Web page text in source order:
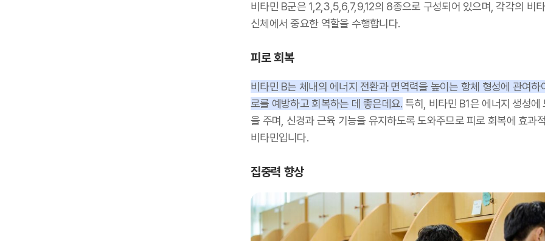
비타민 B군은 1,2,3,5,6,7,9,12의 8종으로 구성되어 있으며, 각각의 비
신체에서 중요한 역할을 수행합니다.
피로 회복
비타민 B는 체내의 에너지 전환과 면역력을 높이는 항체 형성에 관여하
로를 예방하고 회복하는 데 좋은데요. 특히, 비타민 B1은 에너지 생성에
을 주며, 신경과 근육 기능을 유지하도록 도와주므로 피로 회복에 효과
비타민입니다.
집중력 향상